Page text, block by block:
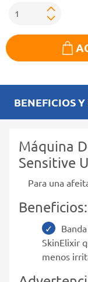
BENEFICIOS Y
Máquina
Sensitive
Para una
Beneficios:
SkinElixir
menos